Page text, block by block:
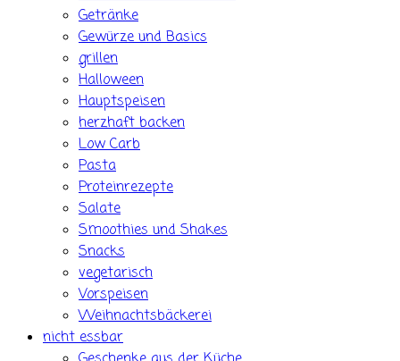
Getränke
Gewürze und Basics
grillen
Halloween
Hauptspeisen
herzhaft backen
Low Carb
Pasta
Proteinrezepte
Salate
Smoothies und Shakes
Snacks
vegetarisch
Vorspeisen
Weihnachtsbäckerei
nicht essbar